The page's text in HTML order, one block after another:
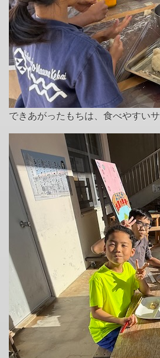
できあがったもちは、食べやすい